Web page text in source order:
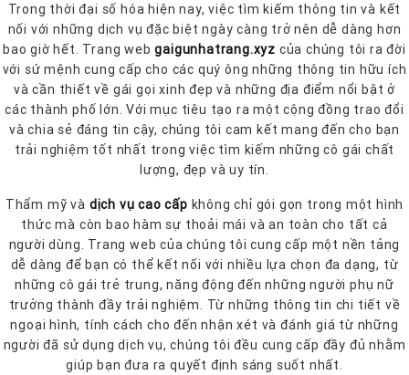
Trong thời đại số hóa hiện nay, việc tìm kiếm thông tin và kết
nối với những dịch vụ đặc biệt ngày càng trở nên dễ dàng hơn
bao giờ hết. Trang webgaigunhatrang.xyz của chúng tôi ra đời
với sứ mệnh cung cấp cho các quý ông những thông tin hữu ích
và cần thiết về gái gọi xinh đẹp và những địa điểm nổi bật ở
các thành phố lớn. Với mục tiêu tạo ra một cộng đồng trao đổi
và chia sẻ đáng tin cậy, chúng tôi cam kết mang đến cho bạn
trải nghiệm tốt nhất trong việc tìm kiếm những cô gái chất
lượng, đẹp và uy tín.
Thẩm mỹ và dịch vụ cao cấp không chỉ gói gọn trong một hình
thức mà còn bao hàm sự thoải mái và an toàn cho tất cả
người dùng. Trang web của chúng tôi cung cấp một nền tảng
dễ dàng để bạn có thể kết nối với nhiều lựa chọn đa dạng, từ
những cô gái trẻ trung, năng động đến những người phụ nữ
trưởng thành đầy trải nghiệm. Từ những thông tin chi tiết về
ngoại hình, tính cách cho đến nhận xét và đánh giá từ những
người đã sử dụng dịch vụ, chúng tôi đều cung cấp đầy đủ nhằm
giúp bạn đưa ra quyết định sáng suốt nhất.